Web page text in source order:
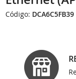
Código: DCA6C5FB39